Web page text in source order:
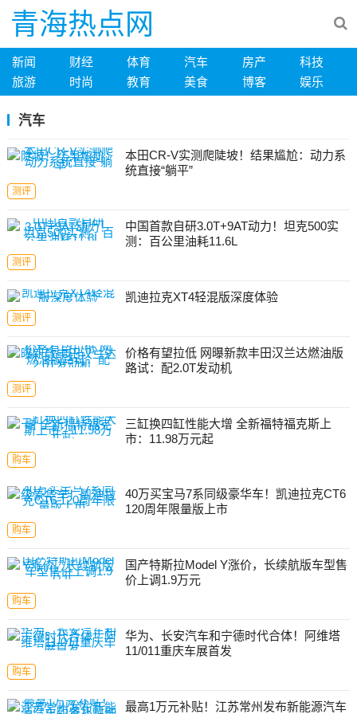
青海热点网
新闻 财经 体育 汽车 房产
科技
旅游
时尚 教育 美食 博客 娱乐
汽车
本田CR-V实测爬陡坡！结果尴尬：动力系
统直接“躺平”
测评
中国首款自研3.0T+9AT动力！坦克500实
测：百公里油耗11.6L
测评
凯迪拉克XT4轻混版深度体验
测评
价格有望拉低 网曝新款丰田汉兰达燃油版
路试：配2.0T发动机
测评
三缸换四缸性能大增 全新福特福克斯上
市：11.98万元起
购车
40万买宝马7系同级豪华车！凯迪拉克CT6
120周年限量版上市
购车
国产特斯拉Model Y涨价，长续航版车型售
价上调1.9万元
购车
华为、长安汽车和宁德时代合体！阿维塔
11/011重庆车展首发
购车
最高1万元补贴！江苏常州发布新能源汽车